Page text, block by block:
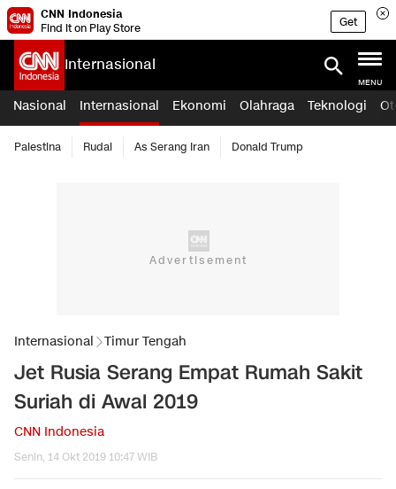
CNN Indonesia
Find it on Play Store
Get
Internasional
MENU
Nasional Internasional Ekonomi Olahraga Teknologi
Palestina Rudal As Serang Iran Donald Trump
Internasional Timur Tengah
Jet Rusia Serang Empat Rumah Sakit
Suriah di Awal 2019
CNN Indonesia
Senin, 14 Okt 2019 10:47 WIB